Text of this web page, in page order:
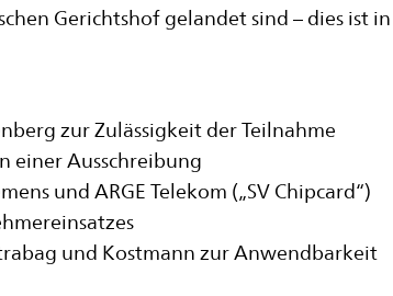
Gerichtshof gelandet sind – dies ist in
zur Zulässigkeit der Teilnahme
einer Ausschreibung
und ARGE Telekom („SV Chipcard“)
und Kostmann zur Anwendbarkeit